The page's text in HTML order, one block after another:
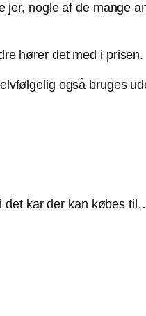
nogle af de mange
hører det med i prisen.
også bruges
det kar der kan købes